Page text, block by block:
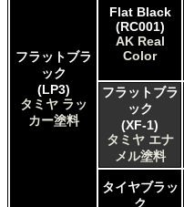
フラットブラ
ック
(LP3)
タミヤ ラッ
カー塗料
Flat Black
(RC001)
AK Real
Color
フラットブラ
ック
(XF-1)
タミヤ エナ
メル塗料
タイヤブラッ
ク